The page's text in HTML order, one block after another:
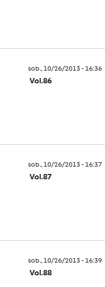
sob., 10/26/2013 - 16:36
Vol.86
sob., 10/26/2013 - 16:37
Vol.87
sob., 10/26/2013 - 16:39
Vol.88